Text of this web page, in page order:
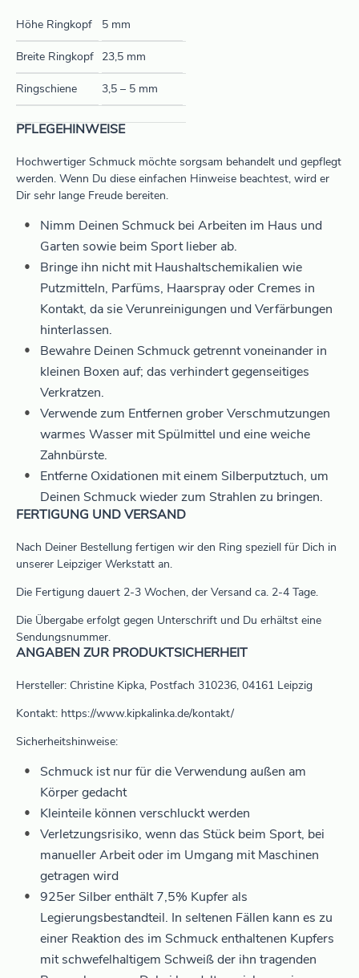
Höhe Ringkopf 5 mm
Breite Ringkopf 23,5 mm
Ringschiene 3,5 – 5 mm
PFLEGEHINWEISE
Hochwertiger Schmuck möchte sorgsam behandelt und gepflegt
werden. Wenn Du diese einfachen Hinweise beachtest, wird er
Dir sehr lange Freude bereiten.
Nimm Deinen Schmuck bei Arbeiten im Haus und
Garten sowie beim Sport lieber ab.
Bringe ihn nicht mit Haushaltschemikalien wie
Putzmitteln, Parfüms, Haarspray oder Cremes in
Kontakt, da sie Verunreinigungen und Verfärbungen
hinterlassen.
Bewahre Deinen Schmuck getrennt voneinander in
kleinen Boxen auf; das verhindert gegenseitiges
Verkratzen.
Verwende zum Entfernen grober Verschmutzungen
warmes Wasser mit Spülmittel und eine weiche
Zahnbürste.
Entferne Oxidationen mit einem Silberputztuch, um
Deinen Schmuck wieder zum Strahlen zu bringen.
FERTIGUNG UND VERSAND
Nach Deiner Bestellung fertigen wir den Ring speziell für Dich in
unserer Leipziger Werkstatt an.
Die Fertigung dauert 2-3 Wochen, der Versand ca. 2-4 Tage.
Die Übergabe erfolgt gegen Unterschrift und Du erhältst eine
Sendungsnummer.
ANGABEN ZUR PRODUKTSICHERHEIT
Hersteller: Christine Kipka, Postfach 310236, 04161 Leipzig
Kontakt: https://www.kipkalinka.de/kontakt/
Sicherheitshinweise:
Schmuck ist nur für die Verwendung außen am
Körper gedacht
Kleinteile können verschluckt werden
Verletzungsrisiko, wenn das Stück beim Sport, bei
manueller Arbeit oder im Umgang mit Maschinen
getragen wird
925er Silber enthält 7,5% Kupfer als
Legierungsbestandteil. In seltenen Fällen kann es zu
einer Reaktion des im Schmuck enthaltenen Kupfers
mit schwefelhaltigem Schweiß der ihn tragenden